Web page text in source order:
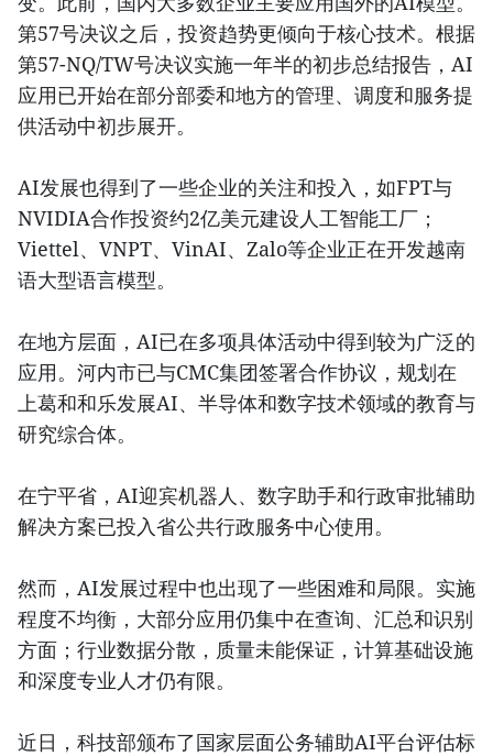
第57号决议之后，投资趋势更倾向于核心技术。根据
第57-NQ/TW号决议实施一年半的初步总结报告，AI
应用已开始在部分部委和地方的管理、调度和服务提
供活动中初步展开。
AI发展也得到了一些企业的关注和投入，如FPT与
NVIDIA合作投资约2亿美元建设人工智能工厂；
Viettel、VNPT、VinAI、Zalo等企业正在开发越南
语大型语言模型。
在地方层面，AI已在多项具体活动中得到较为广泛的
应用。河内市已与CMC集团签署合作协议，规划在
上葛和和乐发展AI、半导体和数字技术领域的教育与
研究综合体。
在宁平省，AI迎宾机器人、数字助手和行政审批辅助
解决方案已投入省公共行政服务中心使用。
然而，AI发展过程中也出现了一些困难和局限。实施
程度不均衡，大部分应用仍集中在查询、汇总和识别
方面；行业数据分散，质量未能保证，计算基础设施
和深度专业人才仍有限。
近日，科技部颁布了国家层面公务辅助AI平台评估标